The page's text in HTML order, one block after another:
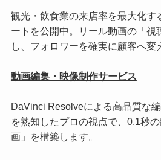
観光・飲食業の来店率を最大化す
ートを公開中。リール動画の「視
し、フォロワーを確実に顧客へ変
動画編集・映像制作サービス
DaVinci Resolveによる高品質な
を熟知したプロの視点で、0.1秒
画」を構築します。